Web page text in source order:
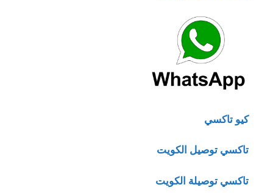
كيو تاكسي
تاكسي توصيل الكويت
تاكسي توصيلة الكويت